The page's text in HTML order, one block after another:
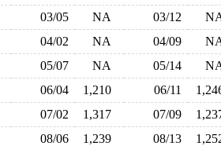
03/05 NA 03/12
04/02 NA 04/09
05/07 NA 05/14
06/04 1,210 06/11
07/02 1,317 07/09
08/06 1,239 08/13